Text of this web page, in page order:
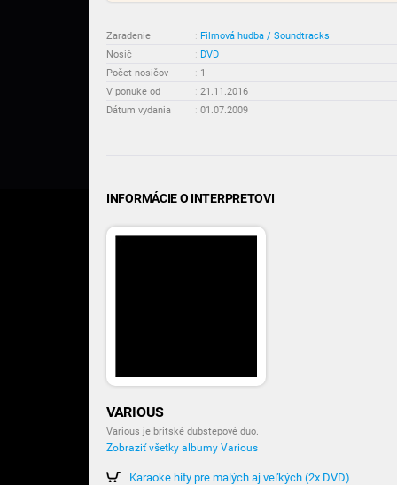
Zaradenie : Filmová hudba / Soundtracks
Nosič
: DVD
Počet nosičov
: 1
V ponuke od
: 21.11.2016
Dátum vydania
: 01.07.2009
INFORMÁCIE O INTERPRETOVI
VARIOUS
Various je britské dubstepové duo.
Zobraziť všetky albumy Various
Karaoke hity pre malých aj veľkých (2x DVD)